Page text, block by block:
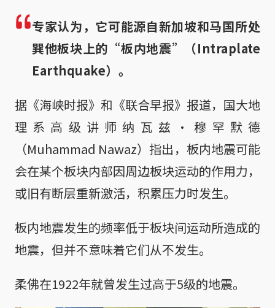
专家认为，它可能源自新加坡和马国所处
巽他板块上的“板内地震”（Intraplate
Earthquake）。
据《海峡时报》和《联合早报》报道，国大地
理系高级讲师纳瓦兹·穆罕默德
（Muhammad Nawaz）指出，板内地震可能
会在某个板块内部因周边板块运动的作用力，
或旧有断层重新激活，积累压力时发生。
板内地震发生的频率低于板块间运动所造成的
地震，但并不意味着它们从不发生。
柔佛在1922年就曾发生过高于5级的地震。